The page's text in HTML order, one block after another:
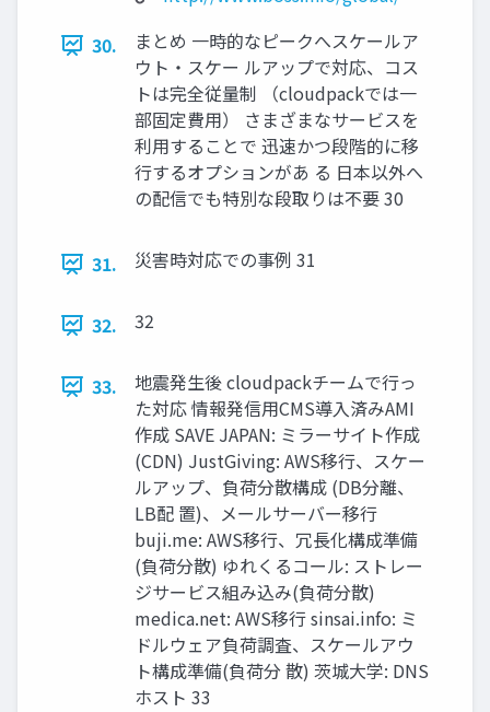
30.
まとめ 一時的なピークへスケールア
ウト・スケー ルアップで対応、コス
トは完全従量制 （cloudpackでは一
部固定費用） さまざまなサービスを
利用することで 迅速かつ段階的に移
行するオプションがあ る 日本以外へ
の配信でも特別な段取りは不要 30
31. 災害時対応での事例 31
32. 32
33.
地震発生後 cloudpackチームで行っ
た対応 情報発信用CMS導入済みAMI
作成 SAVE JAPAN: ミラーサイト作成
(CDN) JustGiving: AWS移行、スケー
ルアップ、負荷分散構成 (DB分離、
LB配 置)、メールサーバー移行
buji.me: AWS移行、冗長化構成準備
(負荷分散) ゆれくるコール: ストレー
ジサービス組み込み(負荷分散)
medica.net: AWS移行 sinsai.info: ミ
ドルウェア負荷調査、スケールアウ
ト構成準備(負荷分 散) 茨城大学: DNS
ホスト 33